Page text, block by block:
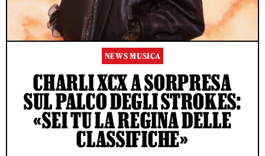
NEWS MUSICA
CHARLI XCX A SORPRESA
SUL PALCO DEGLI STROKES:
«SEI TU LA REGINA DELLE
CLASSIFICHE»